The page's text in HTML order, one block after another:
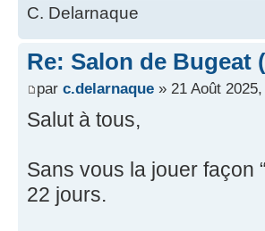
C. Delarnaque
Re: Salon de Bugeat
par c.delarnaque » 21 Août
Salut à tous,
Sans vous la jouer façon
22 jours.